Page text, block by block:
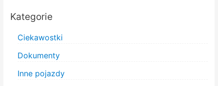
Kategorie
Ciekawostki
Dokumenty
Inne pojazdy